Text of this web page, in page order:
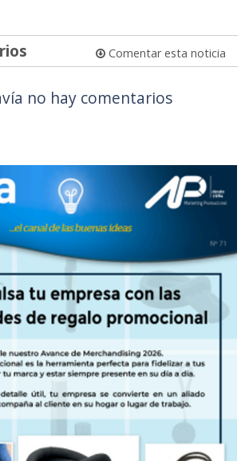
Comentar esta noticia
no hay comentarios